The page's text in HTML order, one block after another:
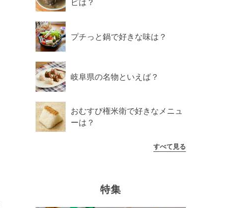
ピは？
プチっと鍋で好きな味は？
岐阜県の名物といえば？
おむすび権米衛で好きなメニュ
ーは？
すべて見る
特集